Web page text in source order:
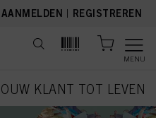
AANMELDEN | REGISTREREN
MENU
KLANT TOT LEVEN